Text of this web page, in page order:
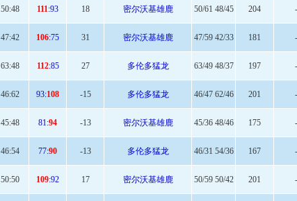
50:48 111:93 18 密尔沃基雄鹿 50/61 48/45 204 -
47 :42 106:75 31 密尔沃基雄鹿 47/59 42/33 181 -
63:48 112:85 27 多伦多猛龙 63/49 48/37 197 -
46:62 93:108 -15 多伦多猛龙 46/47 62/46 201 -
45:48 81:94 -13 密尔沃基雄鹿 45/36 48/46 175 -
46:54 77:90 -13 多伦多猛龙 46/31 54/36 167 -
50:50 109:92 17 密尔沃基雄鹿 50/59 50/42 201 -